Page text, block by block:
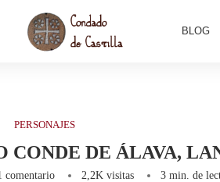
BLOG
PERSONAJES
DE ÁLAVA,
comentario 2,2K visitas 3 min. de